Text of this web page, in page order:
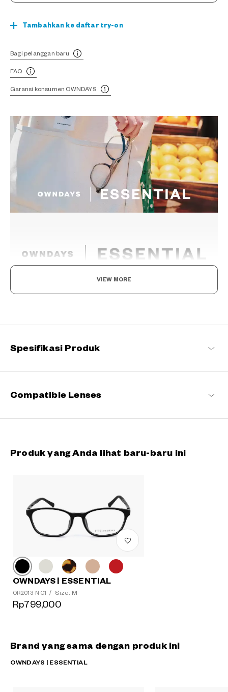
Tambahkan ke daftar try-on
Bagi pelanggan baru
FAQ
Garansi konsumen OWNDAYS
Norma Baru, Menemukan Kegembiraan dalam
kualitas, seri khas OWNDAYS ini dirancang untuk membuat
VIEW MORE
Spesifikasi Produk
Compatible Lenses
Produk yang Anda lihat baru-baru ini
OWNDAYS | ESSENTIAL
OR2013-N C1 / Size: M
Rp799,000
Brand yang sama dengan produk ini
OWNDAYS | ESSENTIAL